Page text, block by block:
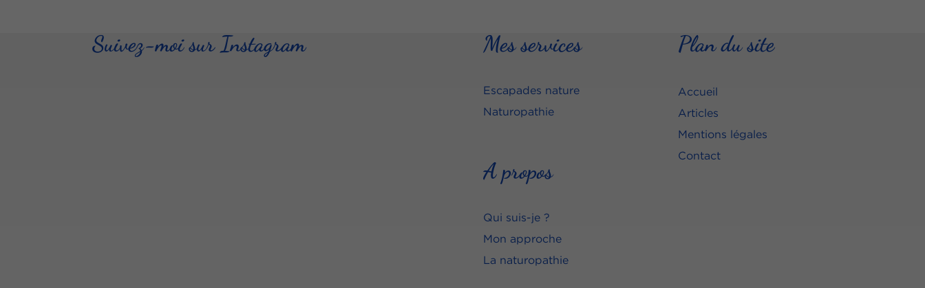
Suivez-moi sur Instagram Mes services
Escapades nature
Naturopathie
A propos
Qui suis-je ?
Mon approche
La naturopathie
Plan du site
Accueil
Articles
Mentions légales
Contact